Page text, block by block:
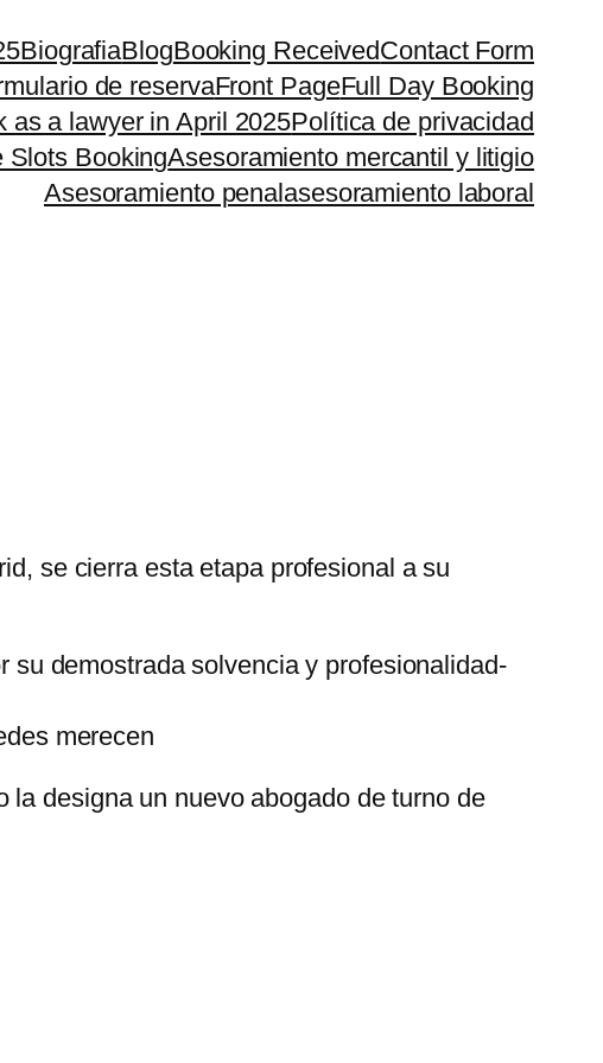
BiografiaBlogBooking ReceivedContact Form
de reservaFront PageFull Day Booking
as a lawyer in April 2025Política de privacidad
Slots BookingAsesoramiento mercantil y litigio
Asesoramiento penalasesoramiento laboral
se cierra esta etapa profesional a su
su demostrada solvencia y profesionalidad-
merecen
designa un nuevo abogado de turno de